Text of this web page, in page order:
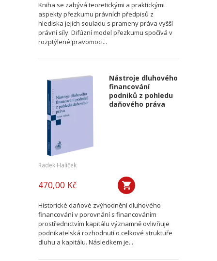
Kniha se zabývá teoretickými a praktickými
aspekty přezkumu právních předpisů z
hlediska jejich souladu s prameny práva vyšší
právní síly. Difúzní model přezkumu spočívá v
rozptýlené pravomoci...
Nástroje dluhového
financování
podniků z pohledu
daňového práva
Radek Halíček
470,00 Kč
Historické daňové zvýhodnění dluhového
financování v porovnání s financováním
prostřednictvím kapitálu významně ovlivňuje
podnikatelská rozhodnutí o celkové struktuře
dluhu a kapitálu. Následkem je...